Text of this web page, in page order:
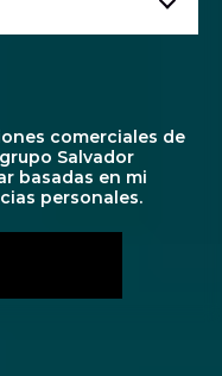
comerciales de
Salvador
basadas en mi
personales.